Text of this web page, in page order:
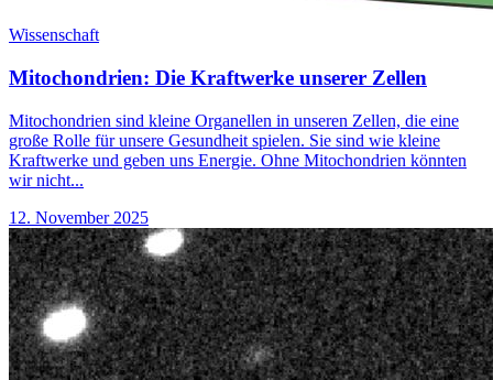
Wissenschaft
Mitochondrien: Die Kraftwerke unserer Zellen
Mitochondrien sind kleine Organellen in unseren Zellen, die eine
große Rolle für unsere Gesundheit spielen. Sie sind wie kleine
Kraftwerke und geben uns Energie. Ohne Mitochondrien könnten
wir nicht...
12. November 2025